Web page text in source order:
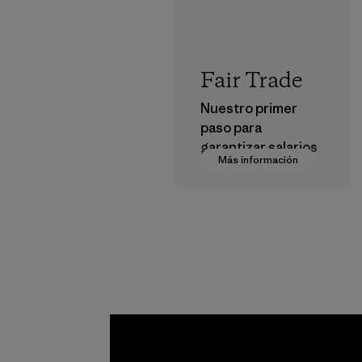
Más información
Fair Trade
Nuestro primer
paso para
garantizar salarios
dignos en nuestra